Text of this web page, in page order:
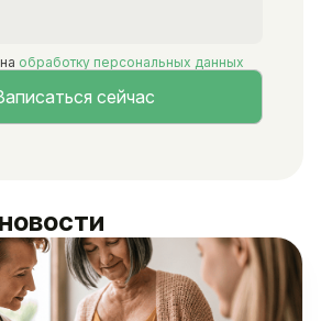
обработку персональных данных